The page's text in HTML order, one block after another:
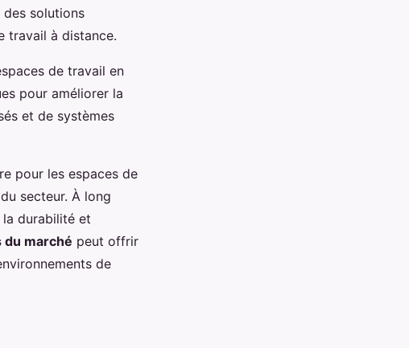
des solutions
travail à distance.
de travail en
pour améliorer la
et de systèmes
pour les espaces de
secteur. À long
durabilité et
du marché peut offrir
de